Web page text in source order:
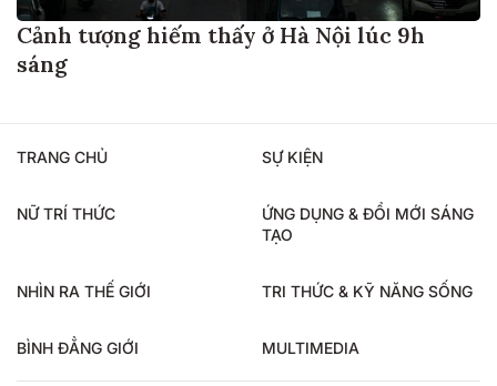
Cảnh tượng hiếm thấy ở Hà Nội lúc 9h
sáng
TRANG CHỦ SỰ KIỆN
NỮ TRÍ THỨC
ỨNG DỤNG & ĐỔI MỚI SÁNG
TẠO
NHÌN RA THẾ GIỚI TRI THỨC & KỸ NĂNG SỐNG
BÌNH ĐẲNG GIỚI MULTIMEDIA